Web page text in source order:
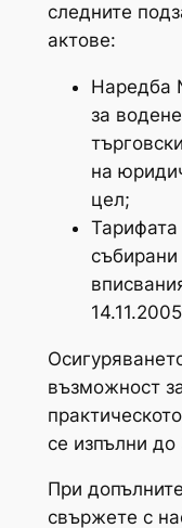
следните
актове:
Наредба
за
на
цел;
събирани
възможност
се изпълни до
При
свържете с